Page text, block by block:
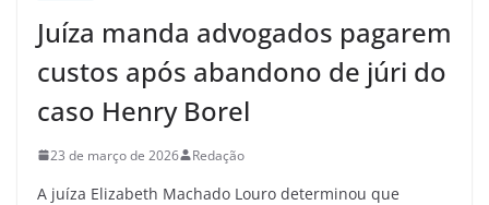
Juíza manda advogados pagarem
custos após abandono de júri do
caso Henry Borel
23 de março de 2026 Redação
A juíza Elizabeth Machado Louro determinou que